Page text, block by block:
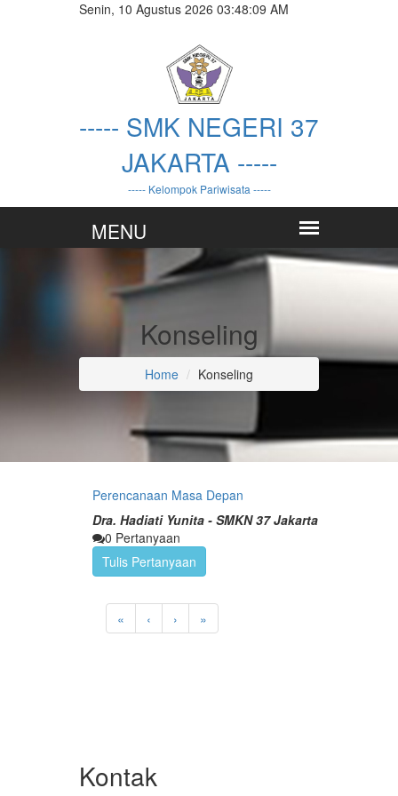
Senin, 10 Agustus 2026 03:48:09 AM
----- SMK NEGERI 37
JAKARTA -----
----- Kelompok Pariwisata -----
Konseling
Home Konseling
Perencanaan Masa Depan
Dra. Hadiati Yunita - SMKN 37 Jakarta
0 Pertanyaan
Tulis Pertanyaan
« ‹ › »
Kontak